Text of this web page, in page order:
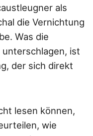
als
die Vernichtung
Was die
ist
der sich direkt
lesen können,
wie